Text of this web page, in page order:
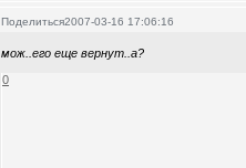
Поделиться2007-03-16 17:06:16
мож..его еще вернут..а?
0